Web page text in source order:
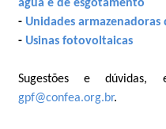
água e de esgotamento
- Unidades armazenadoras
- Usinas fotovoltaicas
Sugestões e dúvidas,
gpf@confea.org.br.